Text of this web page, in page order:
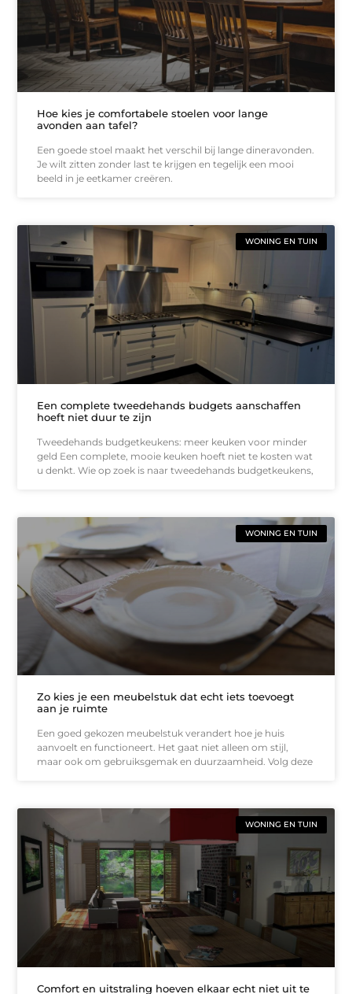
Hoe kies je comfortabele stoelen voor lange
avonden aan tafel?
Een goede stoel maakt het verschil bij lange dineravonden.
Je wilt zitten zonder last te krijgen en tegelijk een mooi
beeld in je eetkamer creëren.
WONING EN TUIN
Een complete tweedehands budgets aanschaffen
hoeft niet duur te zijn
Tweedehands budgetkeukens: meer keuken voor minder
geld Een complete, mooie keuken hoeft niet te kosten wat
u denkt. Wie op zoek is naar tweedehands budgetkeukens,
WONING EN TUIN
Zo kies je een meubelstuk dat echt iets toevoegt
aan je ruimte
Een goed gekozen meubelstuk verandert hoe je huis
aanvoelt en functioneert. Het gaat niet alleen om stijl,
maar ook om gebruiksgemak en duurzaamheid. Volg deze
WONING EN TUIN
Comfort en uitstraling hoeven elkaar echt niet uit te